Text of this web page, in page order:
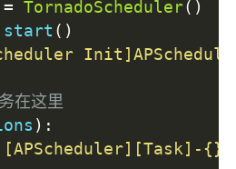
= TornadoScheduler()
start ()
在这里
):
{}'